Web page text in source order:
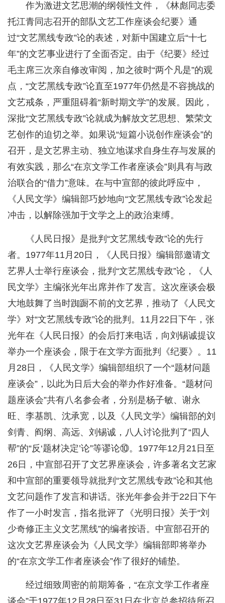
作为激进文艺思潮的纲领性文件，《林彪同志委
托江青同志召开的部队文艺工作座谈会纪要》通
过“文艺黑线专政”论的表述，对新中国建立后“十七
年”的文艺事业进行了全面否定。由于《纪要》经过
毛主席三次亲自修改审阅，加之彼时“两个凡是”的观
点，“文艺黑线专政”论直至1977年仍然是不容挑战的
文艺戒条，严重阻碍着“新时期文学”的发展。因此，
深批“文艺黑线专政”论就成为解放文艺思想、繁荣文
艺创作的迫切之举。如果说“短篇小说创作座谈会”的
召开，是文艺界主动、独立地谋求自身生存与发展的
有效实践，那么“在京文学工作者座谈会”则具有与政
治联合的“借力”意味。在与中宣部的彼此呼应中，
《人民文学》编辑部巧妙地向“文艺黑线专政”论发起
冲击，以解除强加于文学之上的政治束缚。
《人民日报》是批判“文艺黑线专政”论的先行
者。1977年11月20日，《人民日报》编辑部邀请文
艺界人士举行座谈会，批判“文艺黑线专政”论，《人
民文学》主编张光年出席并作了发言。这次座谈会极
大地鼓舞了当时踟蹰不前的文艺界，推动了《人民文
学》对“文艺黑线专政”论的批判。11月22日下午，张
光年在《人民日报》的会后打来电话，向刘锡诚提议
举办一个座谈会，限于在文学方面批判《纪要》。11
月28日，《人民文学》编辑部组织了一个“题材问题
座谈会”，以此为日后大会的举办作好准备。“题材问
题座谈会”共有八名参会者，分别是杨子敏、谢永
旺、李基凯、沈承宽，以及《人民文学》编辑部的刘
剑青、阎纲、高远、刘锡诚，八人讨论批判了“四人
帮”的“反‘题材决定’论”等谬论⑩。1977年12月21日至
26日，中宣部召开了文艺界座谈会，许多著名文艺家
和中宣部的重要领导就批判“文艺黑线专政”论和其他
文艺问题作了发言和讲话。张光年参会并于22日下午
作了一小时发言，指名批评了《光明日报》关于“刘
少奇修正主义文艺黑线”的编者按语。中宣部召开的
这次文艺界座谈会为《人民文学》编辑部即将举办
的“在京文学工作者座谈会”作了很好的铺垫。
经过细致周密的前期筹备，“在京文学工作者座